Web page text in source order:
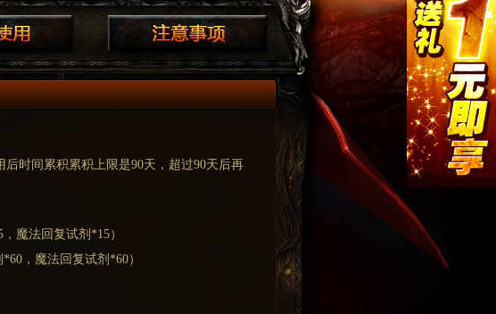
时间累积累积上限是90天，超过90天后再
魔法回复试剂*15）
，魔法回复试剂*60）